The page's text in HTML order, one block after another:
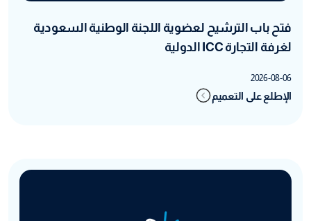
فتح باب الترشيح لعضوية اللجنة الوطنية السعودية
لغرفة التجارة ICC الدولية
2026-08-06
الإطلع على التعميم